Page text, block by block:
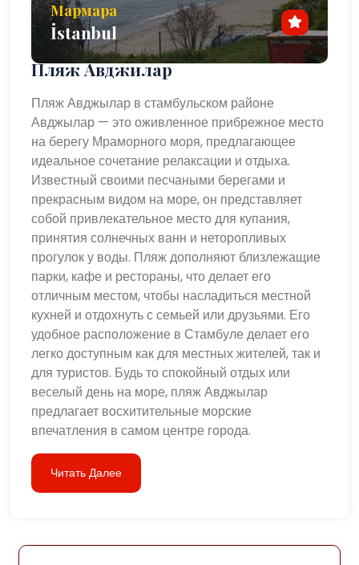
возможностей для изучения, предлагая при этом более
непринужденный отдых по сравнению с шумным
центром города.
Если вам интересно Наслаждаясь отдыхом на свежем
воздухе, исследуя местные рынки или посещая
магазины и рестораны района, Авджылар может
предложить что-то каждому. Его удобное расположение,
соединенное основными автомагистралями и
остановками общественного транспорта, делает его
идеальной отправной точкой для изучения европейской
и азиатской части Стамбула. Авджылар, привлекающий
круглогодичную привлекательность и разнообразные
достопримечательности, — это район, который
демонстрирует более тихую, но не менее
очаровательную сторону Стамбула.
Мармара
İstanbul
Пляж Авджилар
Пляж Авджылар в стамбульском районе
Авджылар — это оживленное прибрежное место
на берегу Мраморного моря, предлагающее
идеальное сочетание релаксации и отдыха.
Известный своими песчаными берегами и
прекрасным видом на море, он представляет
собой привлекательное место для купания,
принятия солнечных ванн и неторопливых
прогулок у воды. Пляж дополняют близлежащие
парки, кафе и рестораны, что делает его
отличным местом, чтобы насладиться местной
кухней и отдохнуть с семьей или друзьями. Его
удобное расположение в Стамбуле делает его
легко доступным как для местных жителей, так и
для туристов. Будь то спокойный отдых или
веселый день на море, пляж Авджылар
предлагает восхитительные морские
впечатления в самом центре города.
Читать Далее